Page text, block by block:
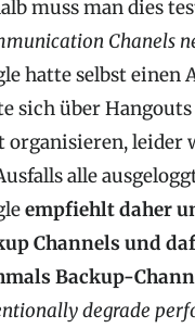
muss man dies
Chanels
hatte selbst einen
sich über Hangouts
organisieren, leider
alle
empfiehlt daher
Channels und
Backup-
degrade